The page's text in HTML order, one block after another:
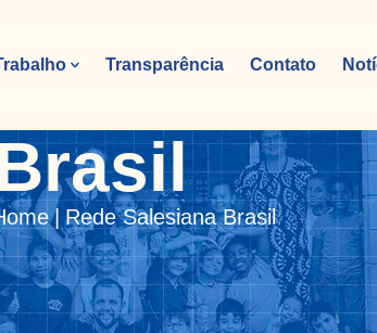
Transparência Contato
| Rede Salesiana Brasil